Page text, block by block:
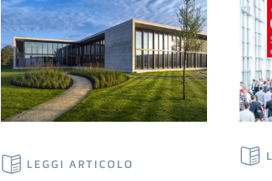
LEGGI ARTICOLO